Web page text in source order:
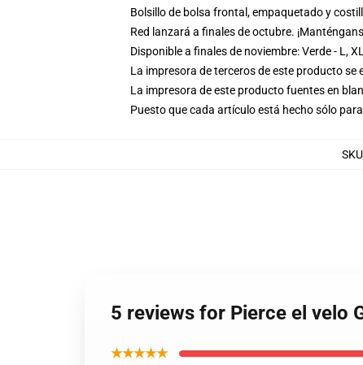
Bolsillo de bolsa frontal, empaquetado y
Red lanzará a finales de octubre.
Disponible a finales de noviembre: Verde - L,
La impresora de terceros de este producto
La impresora de este producto fuentes en
Puesto que cada artículo está hecho sólo
SKU
5 reviews for Pierce el velo
★★★★★